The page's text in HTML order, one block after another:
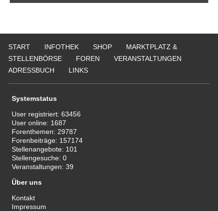
START INFOTHEK SHOP
MARKTPLATZ &
STELLENBÖRSE
FOREN
VERANSTALTUNGEN
ADRESSBUCH
LINKS
Systemstatus
User registriert:63456
User online: 1687
Forenthemen: 29787
Forenbeiträge: 157174
Stellenangebote: 101
Stellengesuche:0
Veranstaltungen:39
Über uns
Kontakt
Impressum